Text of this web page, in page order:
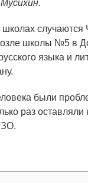
школы №5 в
языка и
были
раз оставляли